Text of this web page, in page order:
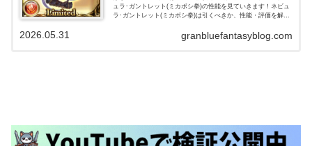
ュラ･ガントレット(ミカボシ拳)の性能を見ていきます！ネビュ
ラ･ガントレット(ミカボシ拳)は引くべきか、性能・評価を解説
granbluefantasyblog.com
2026.05.31